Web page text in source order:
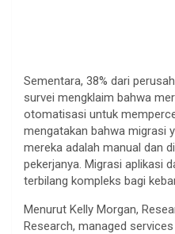
Sementara, 38% dari
survei mengklaim bahwa
otomatisasi untuk
mengatakan bahwa migrasi
mereka adalah manual dan
pekerjanya. Migrasi aplikasi
terbilang kompleks bagi
Menurut Kelly Morgan,
Research, managed